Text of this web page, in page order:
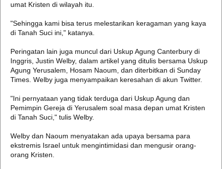
umat Kristen di wilayah itu.
"Sehingga kami bisa terus melestarikan keragaman yang kaya
di Tanah Suci ini," katanya.
Peringatan lain juga muncul dari Uskup Agung Canterbury di
Inggris, Justin Welby, dalam artikel yang ditulis bersama Uskup
Agung Yerusalem, Hosam Naoum, dan diterbitkan di Sunday
Times. Welby juga menyampaikan keresahan di akun Twitter.
"Ini pernyataan yang tidak terduga dari Uskup Agung dan
Pemimpin Gereja di Yerusalem soal masa depan umat Kristen
di Tanah Suci," tulis Welby.
Welby dan Naoum menyatakan ada upaya bersama para
ekstremis Israel untuk mengintimidasi dan mengusir orang-
orang Kristen.